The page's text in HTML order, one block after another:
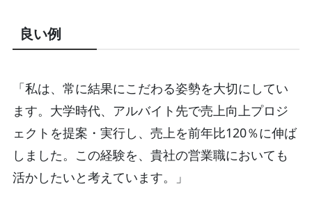
良い例
「私は、常に結果にこだわる姿勢を大切にしてい
ます。大学時代、アルバイト先で売上向上プロジ
ェクトを提案・実行し、売上を前年比120％に伸ば
しました。この経験を、貴社の営業職においても
活かしたいと考えています。」